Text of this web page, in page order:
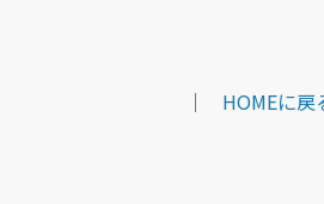
｜ HOMEに戻